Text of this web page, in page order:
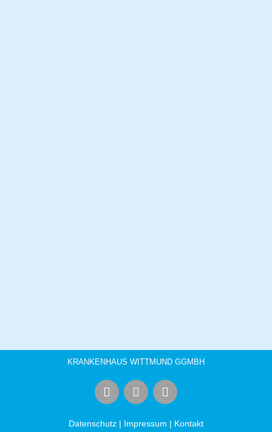
KRANKENHAUS WITTMUND GGMBH
Datenschutz | Impressum | Kontakt